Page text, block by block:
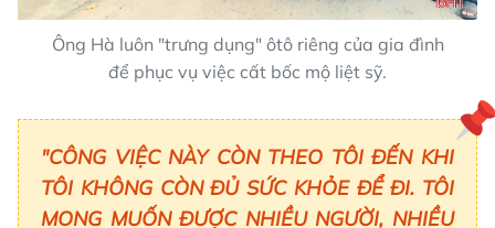
Ông Hà luôn "trưng dụng" ôtô riêng của gia đình
để phục vụ việc cất bốc mộ liệt sỹ.
"CÔNG VIỆC NÀY CÒN THEO TÔI ĐẾN KHI
TÔI KHÔNG CÒN ĐỦ SỨC KHỎE ĐỂ ĐI. TÔI
MONG MUỐN ĐƯỢC NHIỀU NGƯỜI, NHIỀU